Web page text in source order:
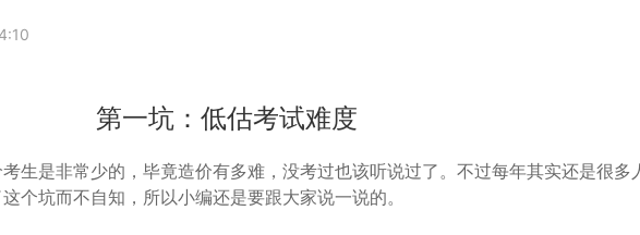
第一坑：低估考试难度
生是非常少的，毕竟造价有多难，没考过也该听说过了。不过每年其实还是很多
个坑而不自知，所以小编还是要跟大家说一说的。